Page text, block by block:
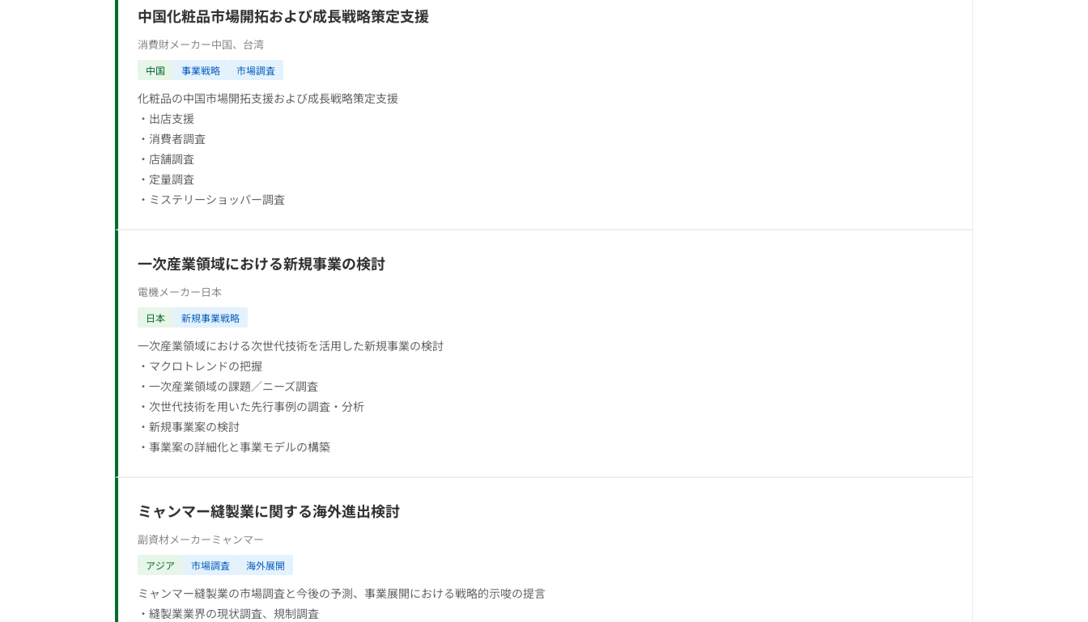
中国化粧品市場開拓および成長戦略策定支援
消費財メーカー中国、台湾
中国 事業戦略 市場調査
化粧品の中国市場開拓支援および成長戦略策定支援
・出店支援
・消費者調査
・店舗調査
・定量調査
・ミステリーショッパー調査
一次産業領域における新規事業の検討
電機メーカー日本
日本 新規事業戦略
一次産業領域における次世代技術を活用した新規事業の検討
・マクロトレンドの把握
・一次産業領域の課題／ニーズ調査
・次世代技術を用いた先行事例の調査・分析
・新規事業案の検討
・事業案の詳細化と事業モデルの構築
ミャンマー縫製業に関する海外進出検討
副資材メーカーミャンマー
アジア 市場調査 海外展開
ミャンマー縫製業の市場調査と今後の予測、事業展開における戦略的示唆の提言
・縫製業業界の現状調査、規制調査